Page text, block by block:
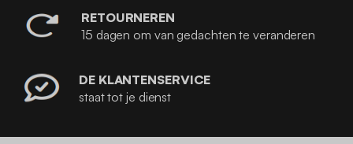
RETOURNEREN
15 dagen om van gedachten te veranderen
DE KLANTENSERVICE
staat tot je dienst